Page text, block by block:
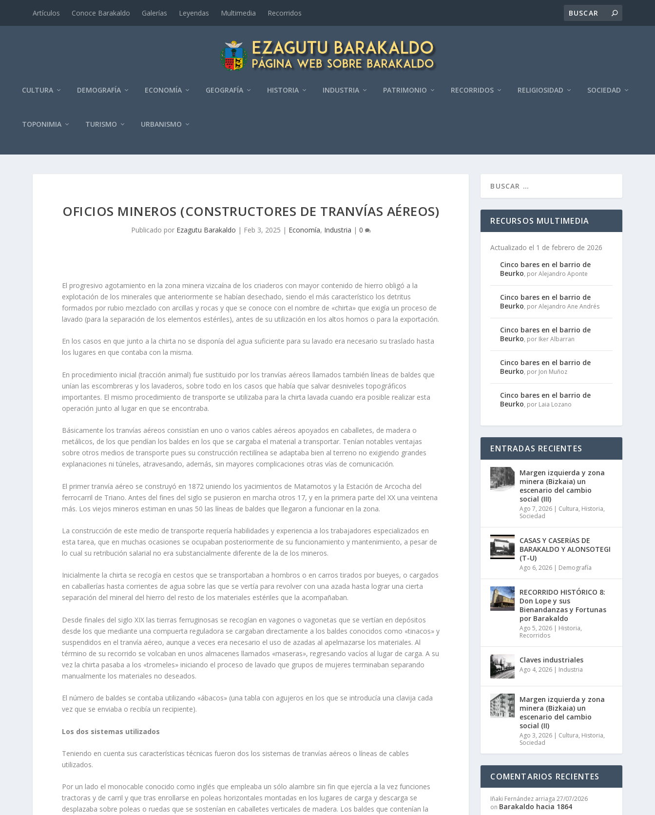
Artí­culos Conoce Barakaldo Galerí­as Leyendas Multimedia Recorridos
CULTURA DEMOGRAFÍA ECONOMÍA GEOGRAFÍ­A HISTORIA INDUSTRIA PATRIMONIO RECORRIDOS RELIGIOSIDAD SOCIEDAD
TOPONIMIA TURISMO URBANISMO
OFICIOS MINEROS (CONSTRUCTORES DE TRANVÍAS AÉREOS)
Publicado por Ezagutu Barakaldo | Feb 3, 2025 | Economía, Industria | 0
El progresivo agotamiento en la zona minera vizcaína de los criaderos con mayor contenido de hierro obligó a la
explotación de los minerales que anteriormente se habían desechado, siendo el más característico los detritus
formados por rubio mezclado con arcillas y rocas y que se conoce con el nombre de «chirta» que exigía un proceso de
lavado (para la sepa­ración de los elementos estériles), antes de su utilización en los altos hor­nos o para la exportación.
En los casos en que junto a la chirta no se disponía del agua suficiente para su lavado era necesario su traslado hasta
los lugares en que contaba con la misma.
En procedimiento inicial (tracción animal) fue sustituido por los tran­vías aéreos llamados también líneas de baldes que
unían las escombreras y los lavaderos, sobre todo en los casos que había que salvar desniveles to­pográficos
importantes. El mismo procedimiento de transporte se utilizaba para la chirta lavada cuando era posible realizar esta
operación junto al lu­gar en que se encontraba.
Básicamente los tranvías aéreos consistían en uno o varios cables aéreos apoyados en caballetes, de madera o
metálicos, de los que pendían los bal­des en los que se cargaba el material a transportar. Tenían notables ventajas
sobre otros medios de transporte pues su construcción rectilínea se adaptaba bien al terreno no exigiendo grandes
explanaciones ni túneles, atravesando, además, sin mayores complicaciones otras vías de comunicación.
El primer tranvía aéreo se construyó en 1872 uniendo los yacimientos de Matamotos y la Estación de Arcocha del
ferrocarril de Triano. Antes del fines del siglo se pusieron en marcha otros 17, y en la primera parte del XX una veintena
más. Los viejos mineros estiman en unas 50 las líneas de baldes que llegaron a funcionar en la zona.
La construcción de este medio de transporte requería habilidades y ex­periencia a los trabajadores especializados en
esta tarea, que en muchas ocasiones se ocupaban posteriormente de su funcionamiento y manteni­miento, a pesar de
lo cual su retribución salarial no era substancialmente diferente de la de los mineros.
Inicialmente la chirta se recogía en cestos que se transportaban a hom­bros o en carros tirados por bueyes, o cargados
en caballerías hasta corrientes de agua sobre las que se vertía para revolver con una azada hasta lograr una cierta
separación del mineral del hierro del resto de los materiales estériles que la acompañaban.
Desde finales del siglo XIX las tierras ferruginosas se recogían en va­gones o vagonetas que se vertían en depósitos
desde los que mediante una compuerta reguladora se cargaban directamente a los baldes conocidos como «tinacos» y
suspendidos en el tranvía aéreo, aunque a veces era ne­cesario el uso de azadas al apelmazarse los materiales. Al
término de su recorrido se volcaban en unos almacenes llamados «maseras», regresando vacíos al lugar de carga. A su
vez la chirta pasaba a los «tromeles» ini­ciando el proceso de lavado que grupos de mujeres terminaban separando
manualmente los materiales no deseados.
El número de baldes se contaba utilizando «ábacos» (una tabla con agujeros en los que se introducía una clavija cada
vez que se enviaba o re­cibía un recipiente).
Los dos sistemas utilizados
Teniendo en cuenta sus características técnicas fueron dos los sistemas de tranvías aéreos o líneas de cables
utilizados.
Por un lado el monocable conocido como inglés que empleaba un sólo alambre sin fin que ejercía a la vez funciones
tractoras y de carril y que tras enrollarse en poleas horizontales montadas en los lugares de carga y des­carga se
desplazaba sobre poleas o ruedas que se sostenían en caballetes ver­ticales de madera. Los baldes que contenían la
RECURSOS MULTIMEDIA
Actualizado el 1 de febrero de 2026
Cinco bares en el barrio de
Beurko, por Alejandro Aponte
Cinco bares en el barrio de
Beurko, por Alejandro Ane Andrés
Cinco bares en el barrio de
Beurko, por Iker Albarran
Cinco bares en el barrio de
Beurko, por Jon Muñoz
Cinco bares en el barrio de
Beurko, por Laia Lozano
ENTRADAS RECIENTES
Margen izquierda y zona
minera (Bizkaia) un
escenario del cambio
social (III)
Ago 7, 2026 | Cultura, Historia,
Sociedad
CASAS Y CASERíAS DE
BARAKALDO Y ALONSOTEGI
(T-U)
Ago 6, 2026 | Demografía
RECORRIDO HISTÓRICO 8:
Don Lope y sus
Bienandanzas y Fortunas
por Barakaldo
Ago 5, 2026 | Historia,
Recorridos
Claves industriales
Ago 4, 2026 | Industria
Margen izquierda y zona
minera (Bizkaia) un
escenario del cambio
social (II)
Ago 3, 2026 | Cultura, Historia,
Sociedad
COMENTARIOS RECIENTES
Iñaki Fernández arriaga 27/07/2026
on Barakaldo hacia 1864